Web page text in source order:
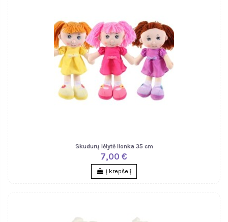
Skudurų lėlytė Ilonka 35 cm
7,00 €
Į krepšelį